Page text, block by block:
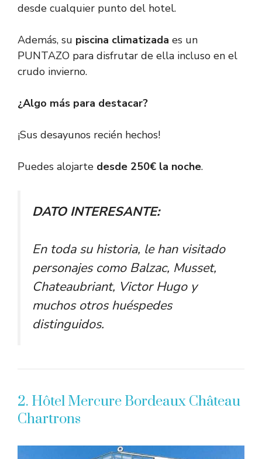
desde cualquier punto del hotel.
Además, su piscina climatizada es un
PUNTAZO para disfrutar de ella incluso en el
crudo invierno.
¿Algo más para destacar?
¡Sus desayunos recién hechos!
Puedes alojarte desde 250€ la noche.
DATO INTERESANTE:
En toda su historia, le han visitado
personajes como Balzac, Musset,
Chateaubriant, Victor Hugo y
muchos otros huéspedes
distinguidos.
2. Hôtel Mercure Bordeaux Château
Chartrons